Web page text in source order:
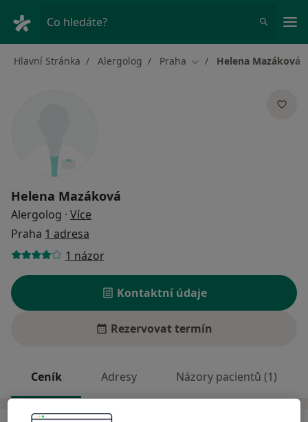
Co hledáte?
Hlavní Stránka Alergolog Praha Změna města
Helena Mazáková
Helena Mazáková
Alergolog · Více
Praha 1 adresa
1 názor
Kontaktní údaje
Rezervovat termín
Ceník Adresy Názory pacientů (1)